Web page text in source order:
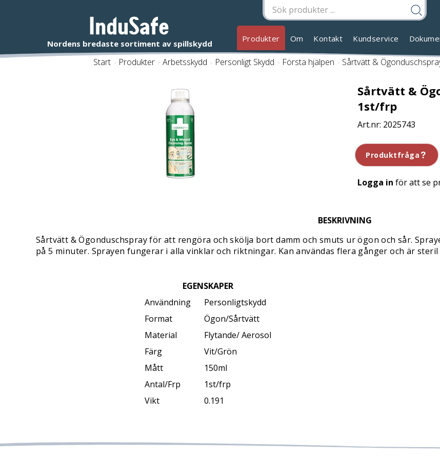
Produkter Om Kontakt Kundservice
Start / Produkter / Arbetsskydd / Personligt Skydd / Första hjälpen / Sårtvätt &
Sårtvätt &
1st/frp
2025743
Produktfråga
Logga in för att se
BESKRIVNING
Sårtvätt & Ögonduschspray för att rengöra och skölja bort damm och smuts ur ögon och sår.
på 5 minuter. Sprayen fungerar i alla vinklar och riktningar. Kan användas flera gånger och är
EGENSKAPER
Användning
Personligtskydd
Format
Ögon/Sårtvätt
Material
Flytande/ Aerosol
Färg
Vit/Grön
Mått
150ml
Antal/Frp
1st/frp
Vikt
0.191